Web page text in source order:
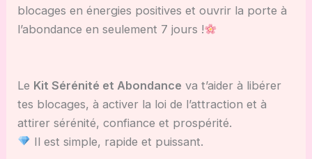
blocages en énergies positives et ouvrir la porte à
l’abondance en seulement 7 jours !
Le Kit Sérénité et Abondance va t’aider à libérer
tes blocages, à activer la loi de l’attraction et à
attirer sérénité, confiance et prospérité.
Il est simple, rapide et puissant.